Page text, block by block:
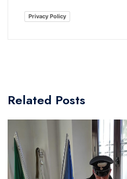
Privacy Policy
Related Posts